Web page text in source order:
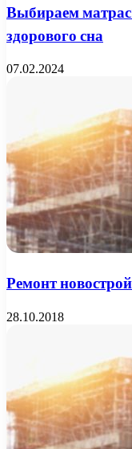
Выбираем
здорового сна
07.02.2024
Ремонт
28.10.2018